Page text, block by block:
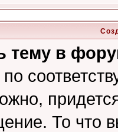
тему в
То что